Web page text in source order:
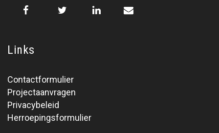
Links
Contactformulier
Projectaanvragen
Privacybeleid
Herroepingsformulier